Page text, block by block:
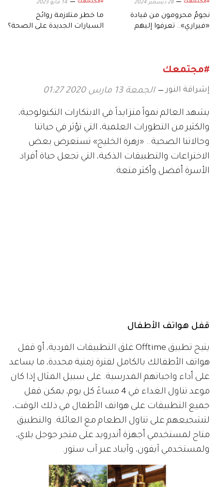
#مجتمعك 28 ديسمبر 2024
نجومٌ محرومون من قيادة
«فيراري».. تعرفوا إليهم
#مجتمعك 14 مايو 2023
ما خطر متلازمة روائح
السيارات الجديدة على الصحة؟
#مجتمعك
إشراقة النور الجمعة 13 مارس 2020 01:27
يشهد العالم نمواً متزايداً في الابتكارات التكنولوجية،
والكثير من التطورات العلمية، التي تؤثر في حياتنا
وحالاتنا الصحية.. «زهرة الخليج» تستعرض بعض
الاختراعات والتطبيقات الذكية، التي تجعل حياة أفراد
الأسرة أفضل وأكثر متعة.
قفل هواتف الأطفال
يتيح تطبيق Offtime غلق التطبيقات الفردية، أو قفل
هواتف الأطفالك بالكامل لفترة زمنية محددة، ما يساعد
على أداء واجباتهم المدرسية. على سبيل المثال إذا كان
موعد تناول الغداء في 4 مساءً كل يوم، يمكن قفل
جميع التطبيقات على هواتف الأطفال في ذلك الوقت،
لتشجيعهم على تناول الطعام مع العائلة. والتطبيق
متاح لمستخدمي أجهزة أندرويد على متجر جوجل بلاي،
ولمستخدمي آيفون، وآيباد عبر آب ستور.